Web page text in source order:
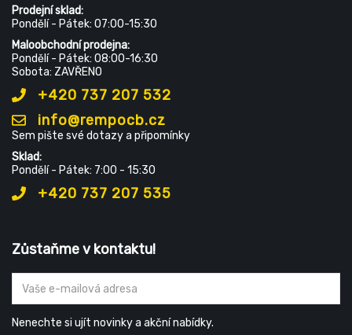
Prodejní sklad:
Pondělí - Pátek: 07:00-15:30
Maloobchodní prodejna:
Pondělí - Pátek: 08:00-16:30
Sobota: ZAVŘENO
+420 737 207 532
info@rempocb.cz
Sem pište své dotazy a připomínky
Sklad:
Pondělí - Pátek: 7:00 - 15:30
+420 737 207 535
Zůstaňme v kontaktu!
Nenechte si ujít novinky a akční nabídky.